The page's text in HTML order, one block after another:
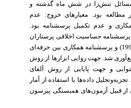
تنش‌زا در شش ماه گذشتهو
بود. معیارهای خروج:
عدم
و عدم تکمیل پرسشنامه بود.
پرسشنامه حساسیت اخلاقی پرستاران
(لوتزن و همکاران 1994) و پرسشنامه همکاری بین حرفه‌ای
جمع‌آوری شد. جهت روایی ابزارها از روش
و جهت پایایی از روش آلفای
داده‌ها با استفاده از آمار
قبیل آزمون‌های همبستگی پیرسون